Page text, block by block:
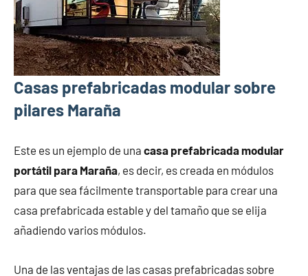
Casas prefabricadas modular sobre
pilares Maraña
Este es un ejemplo de una casa prefabricada modular
portátil para Maraña, es decir, es creada en módulos
para que sea fácilmente transportable para crear una
casa prefabricada estable y del tamaño que se elija
añadiendo varios módulos.
Una de las ventajas de las casas prefabricadas sobre